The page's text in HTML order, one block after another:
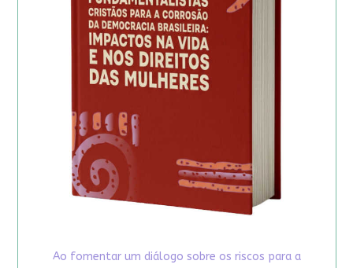
Ao fomentar um diálogo sobre os riscos para a